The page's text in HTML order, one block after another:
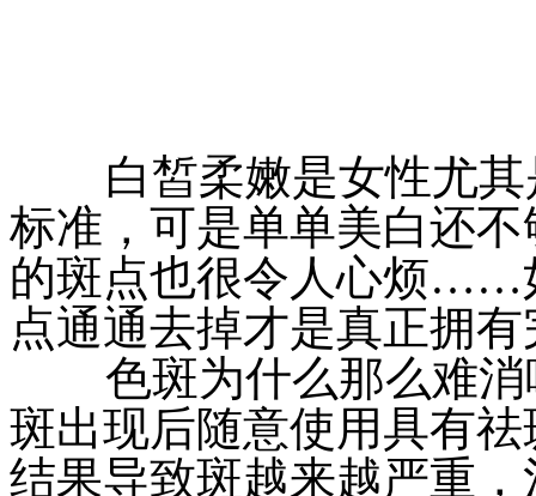
白皙柔嫩是女性尤其
标准，可是单单美白还
的斑点也很令人心烦……
点通通去掉才是真正拥
色斑为什么那么难消
斑出现后随意使用具有
结果导致斑越来越严重